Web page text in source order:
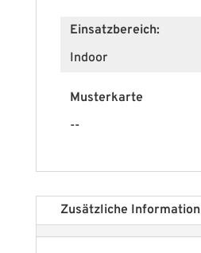
Einsatzbereich:
Indoor
Musterkarte
--
Zusätzliche Information